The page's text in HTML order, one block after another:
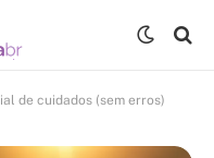
de cuidados (sem erros)